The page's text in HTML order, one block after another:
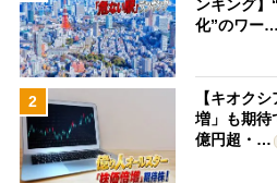
ンキング】
化”のワー…
2
【キオク
増」も期待
億円超・…